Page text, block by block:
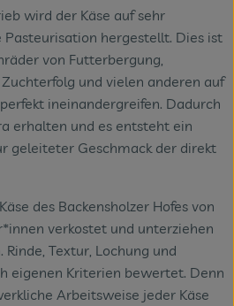
wird der Käse auf sehr
hergestellt. Dies ist
von Futterbergung,
und vielen anderen auf
ineinandergreifen. Dadurch
erhalten und es entsteht ein
geleiteter Geschmack der direkt
des Backensholzer Hofes von
verkostet und unterziehen
Textur, Lochung und
eigenen Kriterien bewertet. Denn
Arbeitsweise jeder Käse